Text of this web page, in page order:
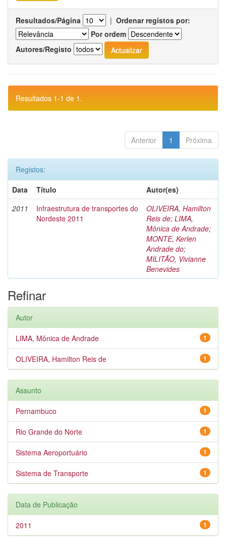
Resultados/Página | Ordenar registos por:
Por ordem
Autores/Registo
Resultados 1-1 de 1.
Anterior 1 Próxima
Registos:
Data
Título
Autor(es)
2011
Infraestrutura de transportes do
Nordeste 2011
OLIVEIRA, Hamilton
Reis de; LIMA,
Mônica de Andrade;
MONTE, Kerlen
Andrade do;
MILITÃO, Vivianne
Benevides
Refinar
Autor
1
LIMA, Mônica de Andrade
1
OLIVEIRA, Hamilton Reis de
Assunto
1
Pernambuco
1
Rio Grande do Norte
1
Sistema Aeroportuário
1
Sistema de Transporte
Data de Publicação
1
2011